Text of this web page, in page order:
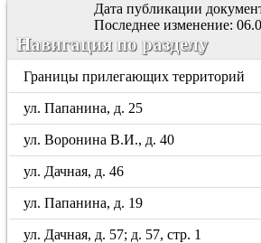
Дата публикации
Последнее изменение:
Навигация по разделу
Границы прилегающих территорий
ул. Папанина, д. 25
ул. Воронина В.И., д. 40
ул. Дачная, д. 46
ул. Папанина, д. 19
ул. Дачная, д. 57; д. 57, стр. 1